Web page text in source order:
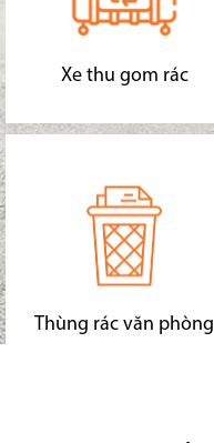
Xe thu gom rác
Thùng rác văn phòng